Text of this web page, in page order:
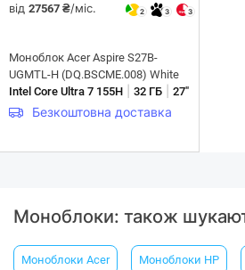
від 27567 ₴/міс. 2 3 3
Моноблок Acer Aspire S27B-
UGMTL-H (DQ.BSCME.008) White
Intel Core Ultra 7 155H
32 ГБ 27"
Безкоштовна доставка
Моноблоки: також
Моноблоки Acer Моноблоки HP